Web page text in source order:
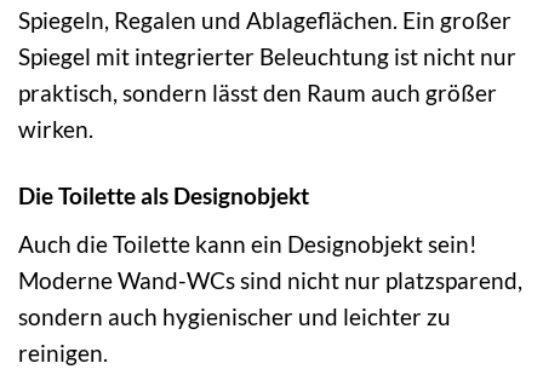
Spiegeln, Regalen und Ablageflächen. Ein großer
Spiegel mit integrierter Beleuchtung ist nicht nur
praktisch, sondern lässt den Raum auch größer
wirken.
Die Toilette als Designobjekt
Auch die Toilette kann ein Designobjekt sein!
Moderne Wand-WCs sind nicht nur platzsparend,
sondern auch hygienischer und leichter zu
reinigen.